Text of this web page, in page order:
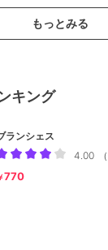
もっとみる
キング
ランシェス
4.00
（
770